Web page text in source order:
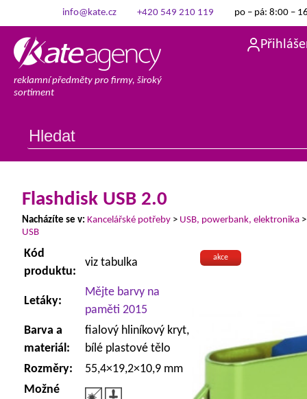
info@kate.cz +420 549 210 119 po – pá: 8:00 –
reklamní předměty pro firmy, široký
sortiment
Flashdisk USB 2.0
Nacházíte se v: Kancelářské potřeby > USB, powerbank, elektronika
USB
akce
Kód
produktu:
viz tabulka
Letáky:
Mějte barvy na
paměti 2015
Barva a
materiál:
fialový hliníkový kryt,
bílé plastové tělo
Rozměry:
55,4×19,2×10,9 mm
Možné